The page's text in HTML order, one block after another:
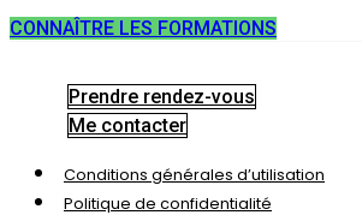
CONNAÎTRE LES FORMATIONS
Prendre rendez-vous
Me contacter
Conditions générales d’utilisation
Politique de confidentialité